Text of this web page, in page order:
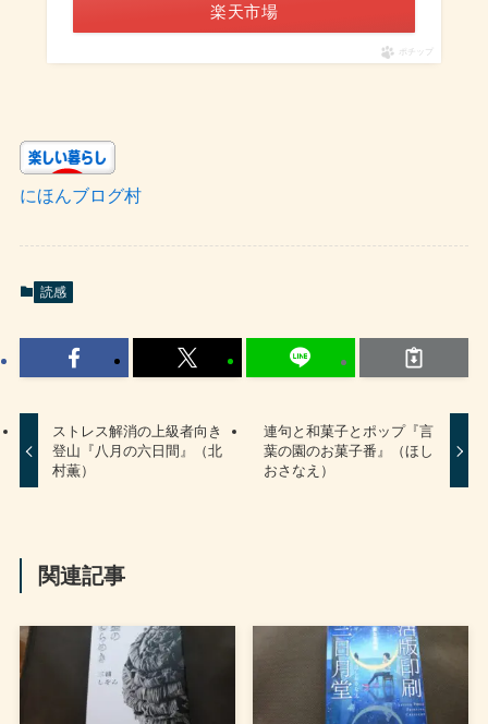
楽天市場
ポチップ
にほんブログ村
読感
ストレス解消の上級者向き
登山『八月の六日間』（北
村薫）
連句と和菓子とポップ『言
葉の園のお菓子番』（ほし
おさなえ）
関連記事